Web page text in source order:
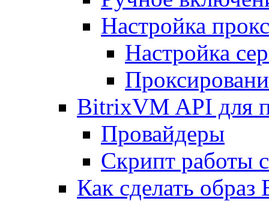
Настройка
Настройка
BitrixVM API для
Провайдеры
Скрипт работы
Как сделать